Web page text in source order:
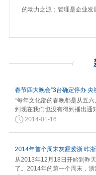
的动力之源；管理是企业
春节四大晚会”3台确定停办 央
“每年文化部的春晚都是从五
到现在我们也没有得到播出
2014-01-16
2014年首个周末灰霾袭浙 昨
从2013年12月18日开始到昨
了。2014年的第一个周末，